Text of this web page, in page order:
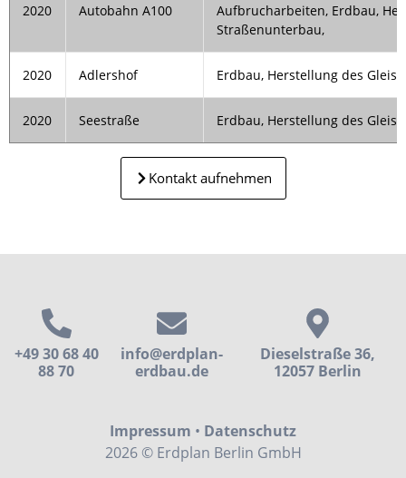
2020 Autobahn A100
Aufbrucharbeiten, Erdbau,
Straßenunterbau,
2020 Adlershof Erdbau, Herstellung des
2020 Seestraße Erdbau, Herstellung des
Kontakt aufnehmen
+49 30 68 40
88 70
info@erdplan-
erdbau.de
Dieselstraße 36,
12057 Berlin
Impressum • Datenschutz
2026 © Erdplan Berlin GmbH